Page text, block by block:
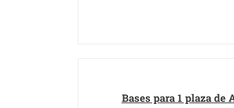
Bases para 1 plaza